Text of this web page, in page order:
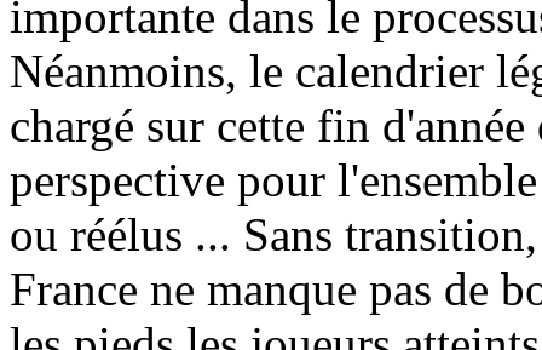
importante dans le
Néanmoins, le calendrier
chargé sur cette fin
perspective pour
ou réélus ... Sans
France ne manque pas de